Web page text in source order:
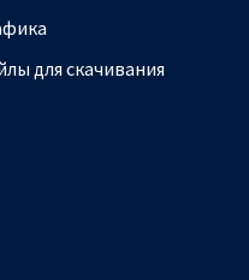
для скачивания